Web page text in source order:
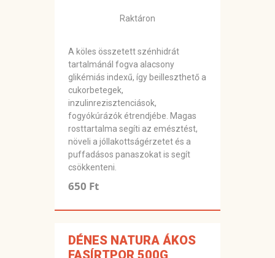
Raktáron
A köles összetett szénhidrát
tartalmánál fogva alacsony
glikémiás indexű, így beilleszthető a
cukorbetegek,
inzulinrezisztenciások,
fogyókúrázók étrendjébe. Magas
rosttartalma segíti az emésztést,
növeli a jóllakottságérzetet és a
puffadásos panaszokat is segít
csökkenteni.
650 Ft
DÉNES NATURA ÁKOS